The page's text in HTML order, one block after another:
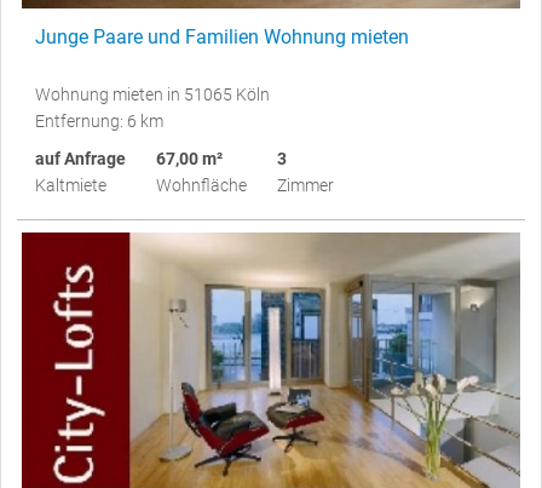
Junge Paare und Familien Wohnung mieten
Wohnung mieten in 51065 Köln
Entfernung: 6 km
auf Anfrage
Kaltmiete
67,00 m²
Wohnfläche
3
Zimmer